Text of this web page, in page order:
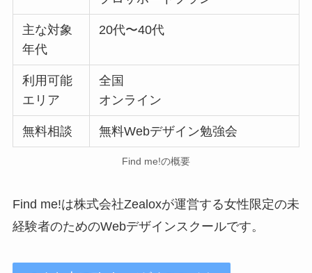
主な対象
年代
20代〜40代
利用可能
エリア
全国
オンライン
無料相談 無料Webデザイン勉強会
Find me!の概要
Find me!は株式会社Zealoxが運営する女性限定の未
経験者のためのWebデザインスクールです。